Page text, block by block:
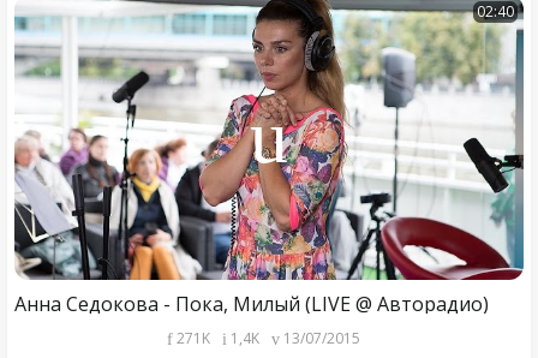
02:40
Анна Седокова - Пока, Милый (LIVE @ Авторадио)
271K 1,4K 13/07/2015